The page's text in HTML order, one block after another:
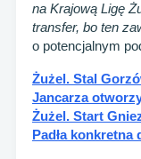
na Krajową Ligę
transfer, bo ten
o potencjalnym
Żużel. Stal
Jancarza
Żużel. Start
Padła konkretna